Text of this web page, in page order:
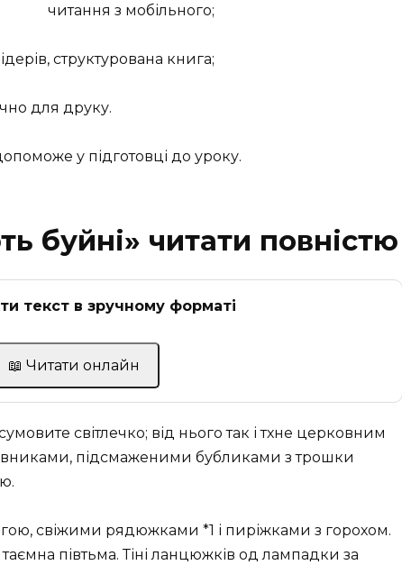
читання з мобільного;
структурована книга;
для друку.
у підготовці до уроку.
буйні» читати повністю
текст в зручному форматі
📖 Читати онлайн
світлечко; від нього так і тхне церковним
підсмаженими бубликами з трошки
свіжими рядюжками *1 і пиріжками з горохом.
півтьма. Тіні ланцюжків од лампадки за